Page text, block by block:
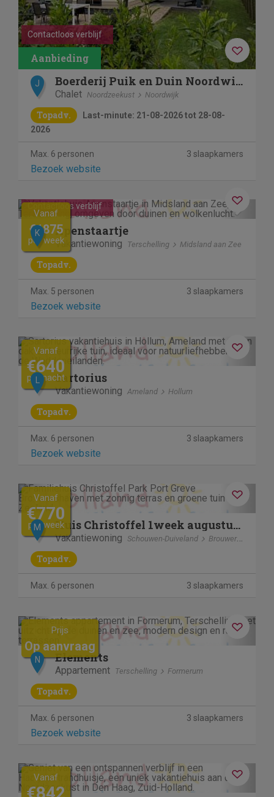
Contactloos verblijf
J Boerderij Puik en Duin Noordwijk
Chalet Noordzeekust Noordwijk
Topadv.
Last-minute: 21-08-2026 tot 28-08-
2026
Max. 6 personen 3 slaapkamers
Bezoek website
Previous Next
Contactloos verblijf
Vanaf
€1875
per week
K Apenstaartje
Vakantiewoning Terschelling Midsland aan Zee
Topadv.
Max. 5 personen 3 slaapkamers
Bezoek website
Previous Next
Vanaf
€640
per nacht
L Sartorius
Vakantiewoning Ameland Hollum
Topadv.
Max. 6 personen 3 slaapkamers
Bezoek website
Previous Next
Vanaf
€770
per week
M Huis Christoffel 1week augustus nog vrij
Vakantiewoning Schouwen-Duiveland Brouwershaven
Topadv.
Max. 6 personen 3 slaapkamers
Previous Next
Prijs
Op aanvraag
N Elements
Appartement Terschelling Formerum
Topadv.
Max. 6 personen 3 slaapkamers
Bezoek website
Previous Next
Vanaf